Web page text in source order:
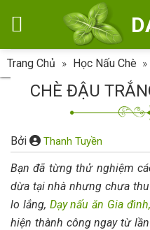
Trang Chủ » Học Nấu Chè »
CHÈ ĐẬU
Bởi Thanh Tuyền
Bạn đã từng thử nghiệm
dừa tại nhà nhưng chưa
lo lắng, Dạy nấu ăn Gia
hiện thành công ngay từ